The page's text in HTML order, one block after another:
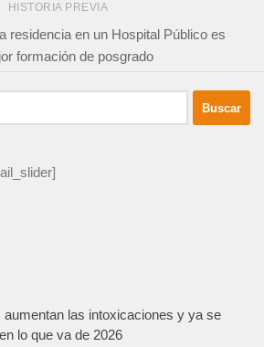
HISTORIA PREVIA
residencia en un Hospital Público es
formación de posgrado
aumentan las intoxicaciones y ya se
lo que va de 2026